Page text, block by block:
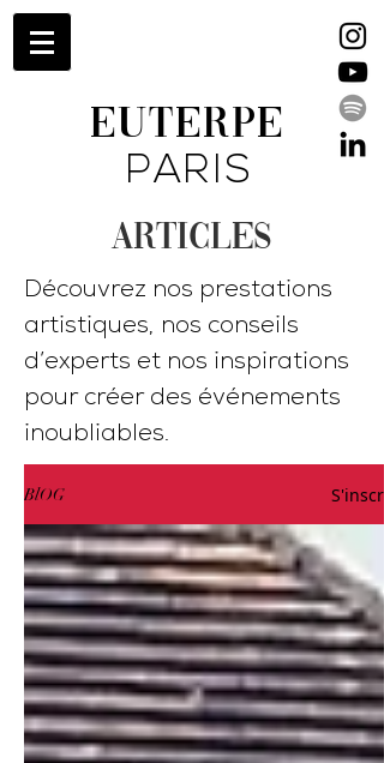
EUTERPE
PARIS
ARTICLES
Découvrez nos prestations
artistiques, nos conseils
d’experts et nos inspirations
pour créer des événements
inoubliables.
BlOG